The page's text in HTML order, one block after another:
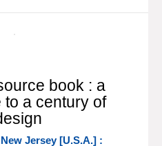
of
industry
Leatherhead [REINO